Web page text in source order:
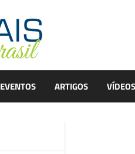
EVENTOS ARTIGOS VÍDEOS